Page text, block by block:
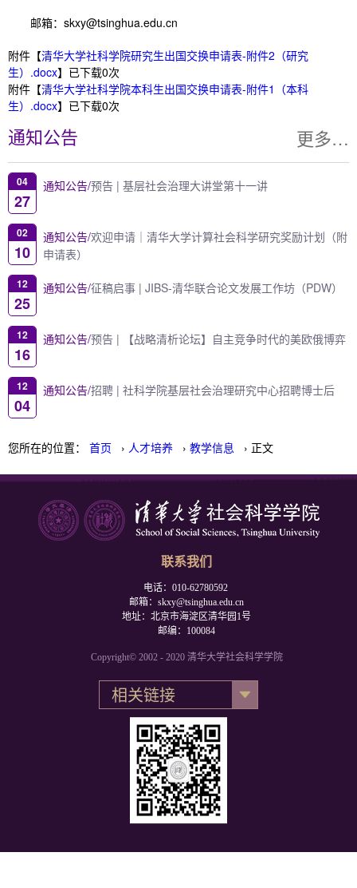
您所在的位置： 首页 › 人才培养 › 教学信息 › 正文
通知公告 更多…
04
27
通知公告/预告 | 基层社会治理大讲堂第十一讲
02
10
通知公告/欢迎申请｜清华大学计算社会科学研究奖励计划（附
申请表）
12
25
通知公告/征稿启事 | JIBS-清华联合论文发展工作坊（PDW）
12
16
通知公告/预告 | 【战略清析论坛】自主竞争时代的美欧俄博弈
12
04
通知公告/招聘 | 社科学院基层社会治理研究中心招聘博士后
邮箱：skxy@tsinghua.edu.cn
附件【清华大学社科学院研究生出国交换申请表-附件2（研究
生）.docx】已下载0次
附件【清华大学社科学院本科生出国交换申请表-附件1（本科
生）.docx】已下载0次
联系我们
电话：010-62780592
邮箱：skxy@tsinghua.edu.cn
地址：北京市海淀区清华园1号
邮编：100084
Copyright© 2002 - 2020 清华大学社会科学学院